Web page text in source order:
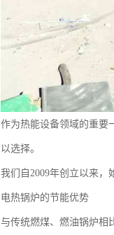
作为热能设备领域的重要
以选择。
我们自2009年创立以来
电热锅炉的节能优势
与传统燃煤、燃油锅炉相